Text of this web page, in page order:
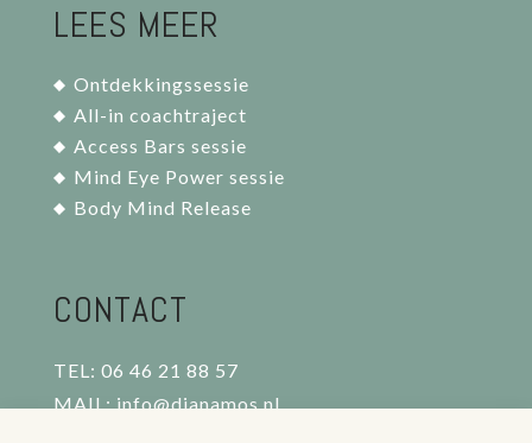
LEES MEER
Ontdekkingssessie
All-in coachtraject
Access Bars sessie
Mind Eye Power sessie
Body Mind Release
CONTACT
TEL: 06 46 21 88 57
MAIL: info@dianamos.nl